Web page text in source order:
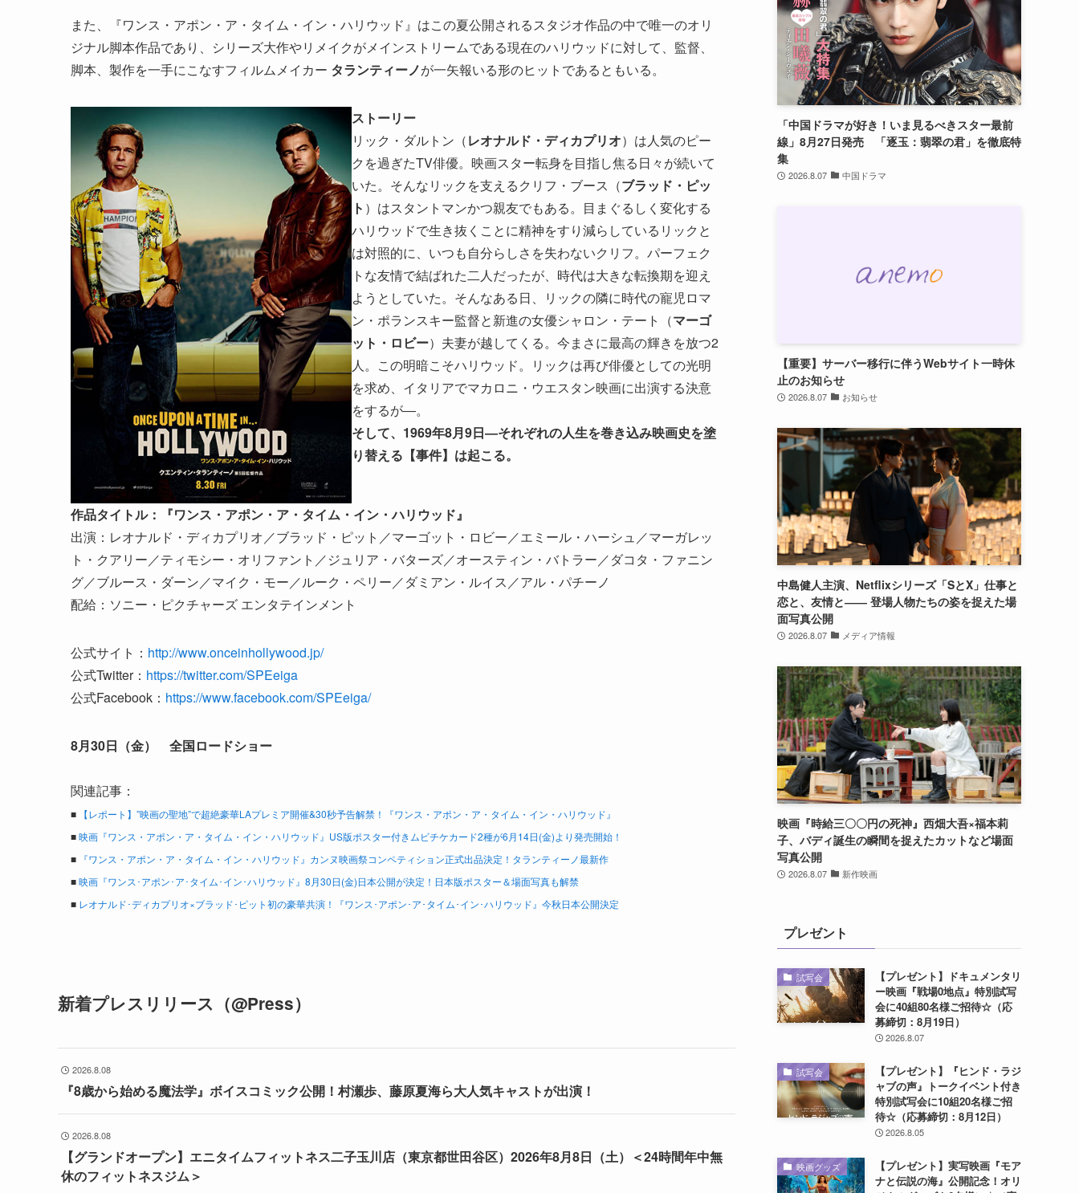
また、『ワンス・アポン・ア・タイム・イン・ハリウッド』はこの夏公開されるスタジオ作品の中で唯一のオリ
ジナル脚本作品であり、シリーズ大作やリメイクがメインストリームである現在のハリウッドに対して、監督、
脚本、製作を一手にこなすフィルムメイカー タランティーノが一矢報いる形のヒットであるともいる。
ストーリー
リック・ダルトン（レオナルド・ディカプリオ）は人気のピー
クを過ぎたTV俳優。映画スター転身を目指し焦る日々が続いて
いた。そんなリックを支えるクリフ・ブース（ブラッド・ピッ
ト ）はスタントマンかつ親友でもある。目まぐるしく変化する
ハリウッドで生き抜くことに精神をすり減らしているリックと
は対照的に、いつも自分らしさを失わないクリフ。パーフェク
トな友情で結ばれた二人だったが、時代は大きな転換期を迎え
ようとしていた。そんなある日、リックの隣に時代の寵児ロマ
ン・ポランスキー監督と新進の女優シャロン・テート（マーゴ
ット・ロビー）夫妻が越してくる。今まさに最高の輝きを放つ2
人。この明暗こそハリウッド。リックは再び俳優としての光明
を求め、イタリアでマカロニ・ウエスタン映画に出演する決意
をするが―。
そして、1969年8月9日―それぞれの人生を巻き込み映画史を塗
り替える【事件】は起こる。
作品タイトル：『ワンス・アポン・ア・タイム・イン・ハリウッド』
出演：レオナルド・ディカプリオ／ブラッド・ピット／マーゴット・ロビー／エミール・ハーシュ／マーガレッ
ト・クアリー／ティモシー・オリファント／ジュリア・バターズ／オースティン・バトラー／ダコタ・ファニン
グ／ブルース・ダーン／マイク・モー／ルーク・ペリー／ダミアン・ルイス／アル・パチーノ
配給：ソニー・ピクチャーズ エンタテインメント
公式サイト： http://www.onceinhollywood.jp/
公式Twitter： https://twitter.com/SPEeiga
公式Facebook： https://www.facebook.com/SPEeiga/
8月30日（金） 全国ロードショー
関連記事：
■ 【レポート】”映画の聖地”で超絶豪華LAプレミア開催&30秒予告解禁！『ワンス・アポン・ア・タイム・イン・ハリウッド』
■映画『ワンス・アポン・ア・タイム・イン・ハリウッド』US版ポスター付きムビチケカード2種が6月14日(金)より発売開始！
■ 『ワンス・アポン・ア・タイム・イン・ハリウッド』カンヌ映画祭コンペティション正式出品決定！タランティーノ最新作
■映画『ワンス･アポン･ア･タイム･イン･ハリウッド』8月30日(金)日本公開が決定！日本版ポスター＆場面写真も解禁
■ レオナルド･ディカプリオ×ブラッド･ピット初の豪華共演！『ワンス･アポン･ア･タイム･イン･ハリウッド』今秋日本公開決定
新着プレスリリース（@Press）
2026.8.08
『8歳から始める魔法学』ボイスコミック公開！村瀬歩、藤原夏海ら大人気キャストが出演！
2026.8.08
【グランドオープン】エニタイムフィットネス二子玉川店（東京都世田谷区）2026年8月8日（土）＜24時間年中無
休のフィットネスジム＞
「中国ドラマが好き！いま見るべきスター最前
線」8月27日発売 「逐玉：翡翠の君」を徹底特
集
2026.8.07 中国ドラマ
【重要】サーバー移行に伴うWebサイト一時休
止のお知らせ
2026.8.07 お知らせ
中島健人主演、Netflixシリーズ「SとX」仕事と
恋と、友情と―― 登場人物たちの姿を捉えた場
面写真公開
2026.8.07 メディア情報
映画『時給三〇〇円の死神』西畑大吾×福本莉
子、バディ誕生の瞬間を捉えたカットなど場面
写真公開
2026.8.07 新作映画
プレゼント
試写会
【プレゼント】ドキュメンタリ
ー映画『戦場0地点』特別試写
会に40組80名様ご招待☆（応
募締切：8月19日）
2026.8.07
試写会
【プレゼント】『ヒンド・ラジ
ャブの声』トークイベント付き
特別試写会に10組20名様ご招
待☆（応募締切：8月12日）
2026.8.05
映画グッズ
【プレゼント】実写映画『モア
ナと伝説の海』公開記念！オリ